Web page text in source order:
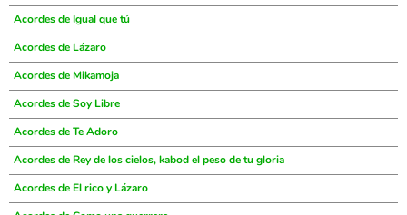
Acordes de Igual que tú
Acordes de Lázaro
Acordes de Mikamoja
Acordes de Soy Libre
Acordes de Te Adoro
Acordes de Rey de los cielos, kabod el peso de tu gloria
Acordes de El rico y Lázaro